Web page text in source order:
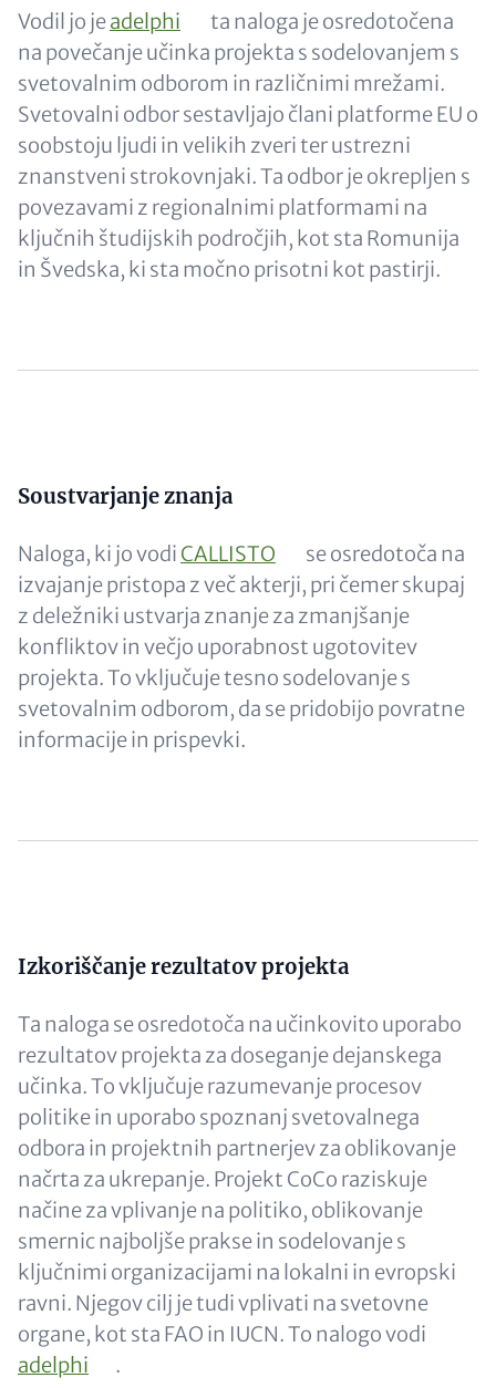
Vodil jo jeadelphi
ta naloga je osredotočena
na povečanje učinka projekta s sodelovanjem s
svetovalnim odborom in različnimi mrežami.
Svetovalni odbor sestavljajo člani platforme EU o
soobstoju ljudi in velikih zveri ter ustrezni
znanstveni strokovnjaki. Ta odbor je okrepljen s
povezavami z regionalnimi platformami na
ključnih študijskih področjih, kot sta Romunija
in Švedska, ki sta močno prisotni kot pastirji.
Content
Soustvarjanje znanja
Naloga, ki jo vodi CALLISTO
se osredotoča na
izvajanje pristopa z več akterji, pri čemer skupaj
z deležniki ustvarja znanje za zmanjšanje
konfliktov in večjo uporabnost ugotovitev
projekta. To vključuje tesno sodelovanje s
svetovalnim odborom, da se pridobijo povratne
informacije in prispevki.
Content
Izkoriščanje rezultatov projekta
Ta naloga se osredotoča na učinkovito uporabo
rezultatov projekta za doseganje dejanskega
učinka. To vključuje razumevanje procesov
politike in uporabo spoznanj svetovalnega
odbora in projektnih partnerjev za oblikovanje
načrta za ukrepanje. Projekt CoCo raziskuje
načine za vplivanje na politiko, oblikovanje
smernic najboljše prakse in sodelovanje s
ključnimi organizacijami na lokalni in evropski
ravni. Njegov cilj je tudi vplivati na svetovne
organe, kot sta FAO in IUCN. To nalogo vodi
adelphi
.